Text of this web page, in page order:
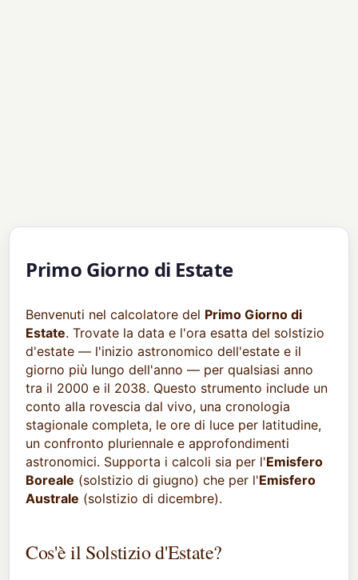
Primo Giorno di Estate
Benvenuti nel calcolatore del Primo Giorno di
Estate. Trovate la data e l'ora esatta del solstizio
d'estate — l'inizio astronomico dell'estate e il
giorno più lungo dell'anno — per qualsiasi anno
tra il 2000 e il 2038. Questo strumento include un
conto alla rovescia dal vivo, una cronologia
stagionale completa, le ore di luce per latitudine,
un confronto pluriennale e approfondimenti
astronomici. Supporta i calcoli sia per l'Emisfero
Boreale (solstizio di giugno) che per l'Emisfero
Australe (solstizio di dicembre).
Cos'è il Solstizio d'Estate?